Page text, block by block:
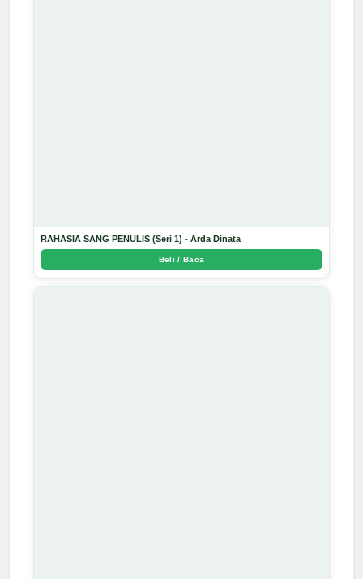
RAHASIA SANG PENULIS (Seri 1) - Arda Dinata
Beli / Baca